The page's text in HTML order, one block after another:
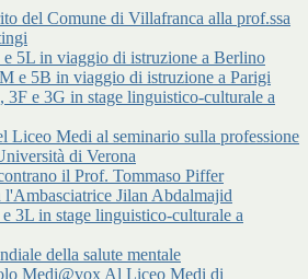
del Comune di Villafranca alla prof.ssa
5L in viaggio di istruzione a Berlino
e 5B in viaggio di istruzione a Parigi
3F e 3G in stage linguistico-culturale a
Liceo Medi al seminario sulla professione
di Verona
il Prof. Tommaso Piffer
l'Ambasciatrice Jilan Abdalmajid
3L in stage linguistico-culturale a
della salute mentale
Medi@vox Al Liceo Medi di